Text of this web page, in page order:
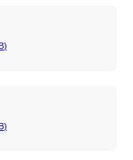
)
)